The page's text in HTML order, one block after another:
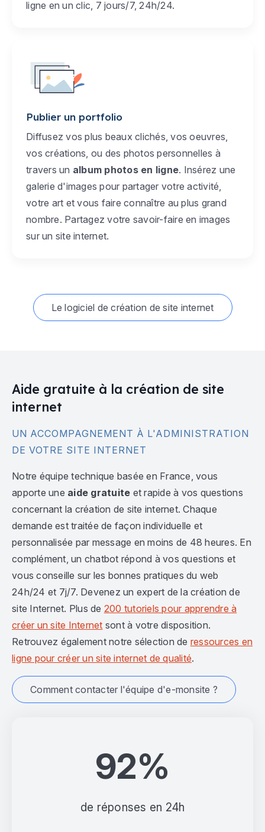
ligne en un clic, 7 jours/7, 24h/24.
Publier un portfolio
Diffusez vos plus beaux clichés, vos oeuvres,
vos créations, ou des photos personnelles à
travers un album photos en ligne. Insérez une
galerie d'images pour partager votre activité,
votre art et vous faire connaître au plus grand
nombre. Partagez votre savoir-faire en images
sur un site internet.
Le logiciel de création de site internet
92%
de réponses en 24h
Aide gratuite à la création de site
internet
UN ACCOMPAGNEMENT À L'ADMINISTRATION
DE VOTRE SITE INTERNET
Notre équipe technique basée en France, vous
apporte une aide gratuite et rapide à vos questions
concernant la création de site internet. Chaque
demande est traitée de façon individuelle et
personnalisée par message en moins de 48 heures. En
complément, un chatbot répond à vos questions et
vous conseille sur les bonnes pratiques du web
24h/24 et 7j/7. Devenez un expert de la création de
site Internet. Plus de 200 tutoriels pour apprendre à
créer un site Internet sont à votre disposition.
Retrouvez également notre sélection de ressources en
ligne pour créer un site internet de qualité.
Comment contacter l'équipe d'e-monsite ?